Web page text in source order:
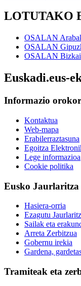
LOTUTAKO
OSALAN
OSALAN
OSALAN
Euskadi.eus-
Informazio
Kontaktua
Web-mapa
Erabilerraztasuna
Egoitza
Lege informazioa
Cookie politika
Eusko Jaurlaritza
Hasiera-orria
Ezagutu
Sailak eta
Arreta Zerbitzua
Gobernu irekia
Gardena,
Tramiteak eta